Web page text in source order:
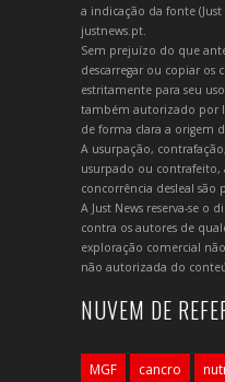
a indicação da fonte
justnews.pt.
Sem prejuízo do que
descarregar ou copiar os
estritamente para seu
também autorizado por
de forma clara a origem
A usurpação,
usurpado ou contrafeito,
concorrência desleal são
A Just News reserva-se
contra os autores de
exploração comercial
não autorizada do
NUVEM DE
MGF cancro